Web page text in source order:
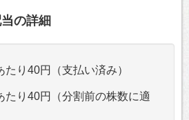
の詳細
たり40円（支払い済み）
たり40円（分割前の株数に適